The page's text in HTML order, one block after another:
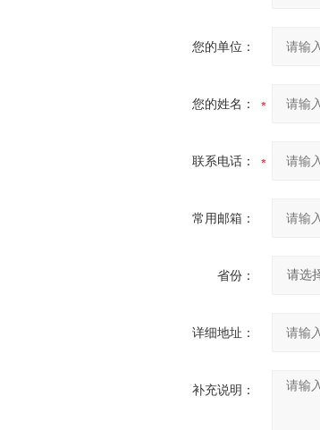
您的单位：
您的姓名：
联系电话：
常用邮箱：
省份：
详细地址：
补充说明：